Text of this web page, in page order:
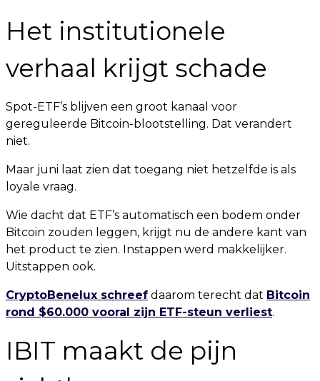
Het institutionele
verhaal krijgt schade
Spot-ETF’s blijven een groot kanaal voor
gereguleerde Bitcoin-blootstelling. Dat verandert
niet.
Maar juni laat zien dat toegang niet hetzelfde is als
loyale vraag.
Wie dacht dat ETF’s automatisch een bodem onder
Bitcoin zouden leggen, krijgt nu de andere kant van
het product te zien. Instappen werd makkelijker.
Uitstappen ook.
CryptoBenelux schreef daarom terecht dat Bitcoin
rond $60.000 vooral zijn ETF-steun verliest.
IBIT maakt de pijn